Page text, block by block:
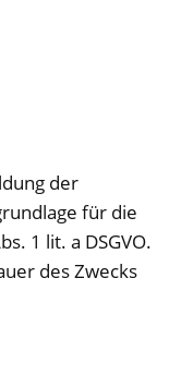
der
für die
1 lit. a DSGVO.
des Zwecks